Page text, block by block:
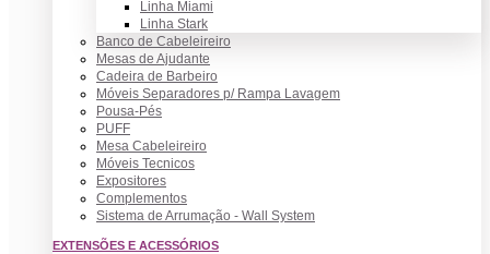
Linha Miami
Linha Stark
Banco de Cabeleireiro
Mesas de Ajudante
Cadeira de Barbeiro
Móveis Separadores p/ Rampa Lavagem
Pousa-Pés
PUFF
Mesa Cabeleireiro
Móveis Tecnicos
Expositores
Complementos
Sistema de Arrumação - Wall System
EXTENSÕES E ACESSÓRIOS